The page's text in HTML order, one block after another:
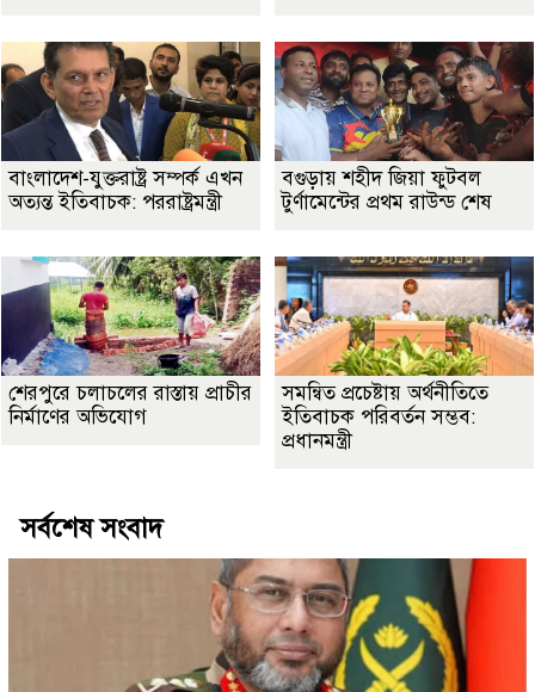
বাংলাদেশ-যুক্তরাষ্ট্র সম্পর্ক এখন
অত্যন্ত ইতিবাচক: পররাষ্ট্রমন্ত্রী
বগুড়ায় শহীদ জিয়া ফুটবল
টুর্ণামেন্টের প্রথম রাউন্ড শেষ
শেরপুরে চলাচলের রাস্তায় প্রাচীর
নির্মাণের অভিযোগ
সমন্বিত প্রচেষ্টায় অর্থনীতিতে
ইতিবাচক পরিবর্তন সম্ভব:
প্রধানমন্ত্রী
সর্বশেষ সংবাদ